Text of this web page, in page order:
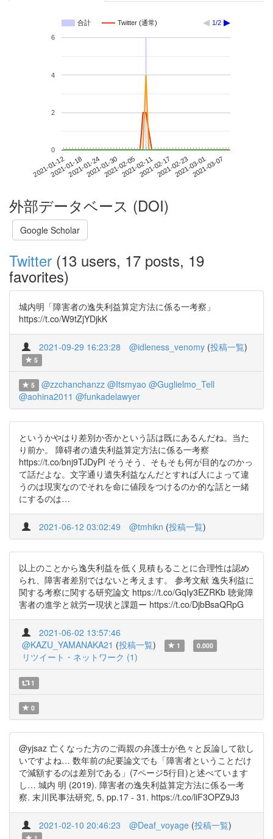
合計 Twitter (通常) 1/2
2021-01-122021-01-182021-01-242021-01-302021-02-052021-02-112021-02-172021-02-232021-03-012021-03-07
0
2
4
6
外部データベース (DOI)
Google Scholar
Twitter (13 users, 17 posts, 19
favorites)
城内明「障害者の逸失利益算定方法に係る一考察」
https://t.co/W9tZjYDjkK
2021-09-29 16:23:28 @idleness_venomy (投稿一覧)
5
5 @zzchanchanzz @Itsmyao @Guglielmo_Tell
@aohina2011 @funkadelawyer
というかやはり差別か否かという話は既にあるんだね。当た
り前か。 障碍者の遺失利益算定方法に係る一考察
https://t.co/bnj9TJDyPI そうそう、そもそも何が目的なのかっ
て話だよな。文字通り遺失利益なんだとすれば人によって違
うのは現実なのでそれを命に値段をつけるのか的な話と一緒
にするのは…
2021-06-12 03:02:49 @tmhikn (投稿一覧)
以上のことから逸失利益を低く見積もることに合理性は認め
られ、障害者差別ではないと考えます。 参考文献 逸失利益に
関する考察に関する研究論文 https://t.co/GqIy3EZRKb 聴覚障
害者の進学と就労ー現状と課題ー https://t.co/DjbBsaQRpG
2021-06-02 13:57:46
@KAZU_YAMANAKA21 (投稿一覧) 1 0.000
リツイート・ネットワーク (1)
1
0
@yjsaz 亡くなった方のご両親の弁護士が色々と反論して欲し
いですよね… 数年前の紀要論文でも「障害者ということだけ
で減額するのは差別である」(7ページ5行目)と述べています
し… 城内 明 (2019). 障害者の逸失利益算定方法に係る一考
察. 末川民事法研究, 5, pp.17 - 31. https://t.co/liF3OPZ9J3
2021-02-10 20:46:23 @Deaf_voyage (投稿一覧)